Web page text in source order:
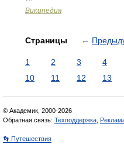
Википедия
Страницы ←
1 2 3 4
10
11 12 13
© Академик, 2000-2026
Обратная связь: Техподдержка
👣 Путешествия